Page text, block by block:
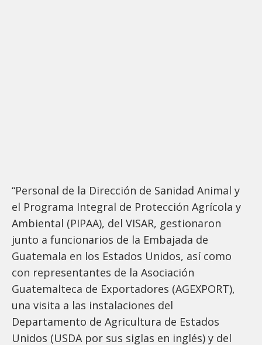
“Personal de la Dirección de Sanidad Animal y
el Programa Integral de Protección Agrícola y
Ambiental (PIPAA), del VISAR, gestionaron
junto a funcionarios de la Embajada de
Guatemala en los Estados Unidos, así como
con representantes de la Asociación
Guatemalteca de Exportadores (AGEXPORT),
una visita a las instalaciones del
Departamento de Agricultura de Estados
Unidos (USDA por sus siglas en inglés) y del